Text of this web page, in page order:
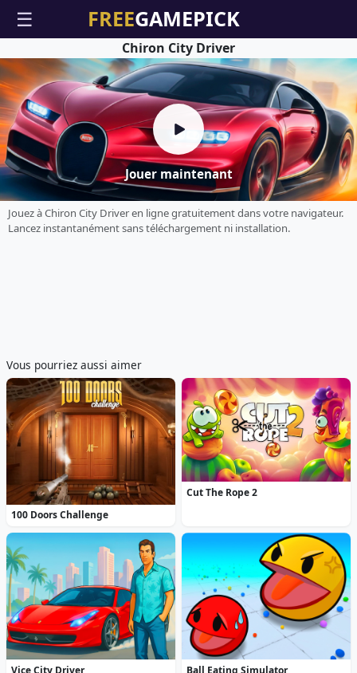
☰
Jouer maintenant
Chiron City Driver
Jouez à Chiron City Driver en ligne gratuitement dans votre navigateur.
Lancez instantanément sans téléchargement ni installation.
Vous pourriez aussi aimer
100 Doors Challenge
Cut The Rope 2
Vice City Driver Ball Eating Simulator